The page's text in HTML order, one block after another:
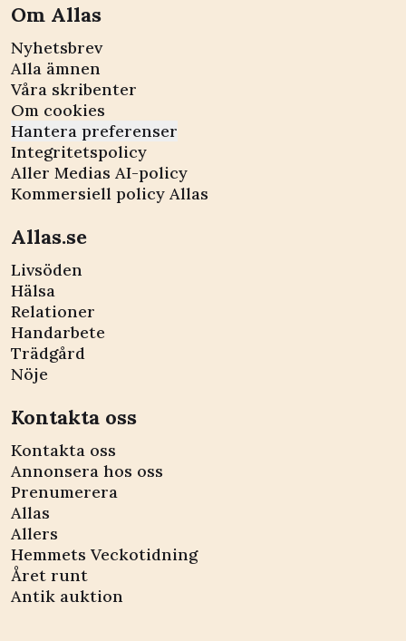
Om Allas
Nyhetsbrev
Alla ämnen
Våra skribenter
Om cookies
Hantera preferenser
Integritetspolicy
Aller Medias AI-policy
Kommersiell policy Allas
Allas.se
Livsöden
Hälsa
Relationer
Handarbete
Trädgård
Nöje
Kontakta oss
Kontakta oss
Annonsera hos oss
Prenumerera
Allas
Allers
Hemmets Veckotidning
Året runt
Antik auktion